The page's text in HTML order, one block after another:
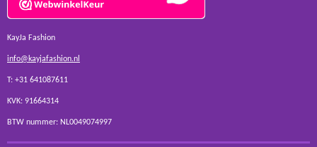
KayJa Fashion
info@kayjafashion.nl
T: +31 641087611
KVK: 91664314
BTW nummer: NL0049074997